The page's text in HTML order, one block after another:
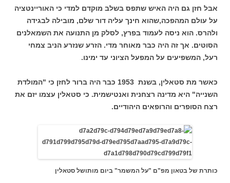
אבל חזן גם היה האיש שתפס בשלב מוקדם למדי כי האוריינטציה
על עולם המהפכה,שהוא חינך עליה דור שלם, מובילה לבגידה
ולהרס. הוא ניסה לעמוד בפרץ, לסלק מן התנועה את השמאלנים
הסוטים. אך זה היה כבר מאוחר מדי. הזרע שנזרע הניב צמחי
רעל, המשפיעים על המפעל הציוני עד ימינו.
כאשר מת סטאלין, בשנת 1953 כבר היה ברור לחזן כי "המולדת
השנייה" היא מדינה רצחנית ואנטישמית. כי סטאלין עצמו יזם את
רצח הסופרים והרופאים היהודיים.
כותרת של בטאון מפ"ם "על המשמר" ביום מותושל סטאלין